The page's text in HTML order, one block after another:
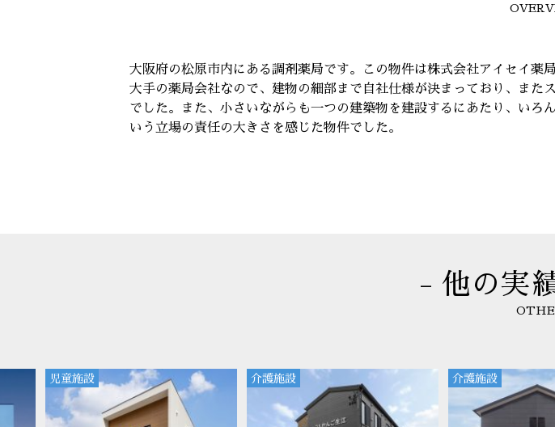
大阪府の松原市内にある調剤薬局です。この物件は株式会社アイセイ薬
大手の薬局会社なので、建物の細部まで自社仕様が決まっており、ま
でした。また、小さいながらも一つの建築物を建設するにあたり、いろ
いう立場の責任の大きさを感じた物件でした。
- 他の実
児童施設 介護施設 介護施設